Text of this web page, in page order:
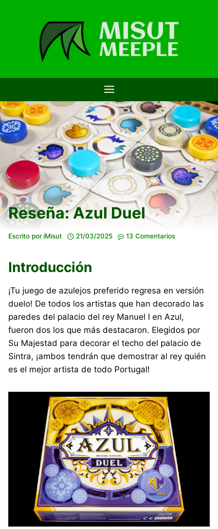
Reseña: Azul Duel
Escrito por iMisut 21/03/2025 13 Comentarios
Introducción
¡Tu juego de azulejos preferido regresa en versión
duelo! De todos los artistas que han decorado las
paredes del palacio del rey Manuel I en Azul,
fueron dos los que más destacaron. Elegidos por
Su Majestad para decorar el techo del palacio de
Sintra, ¡ambos tendrán que demostrar al rey quién
es el mejor artista de todo Portugal!